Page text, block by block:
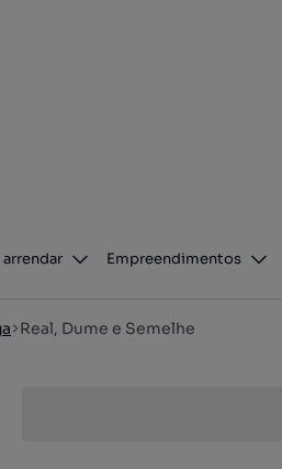
arrendar Empreendimentos
Real, Dume e Semelhe